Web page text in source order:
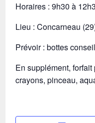
Horaires : 9h30 à
Lieu : Concarneau
Prévoir : bottes
En supplément,
crayons, pinceau,